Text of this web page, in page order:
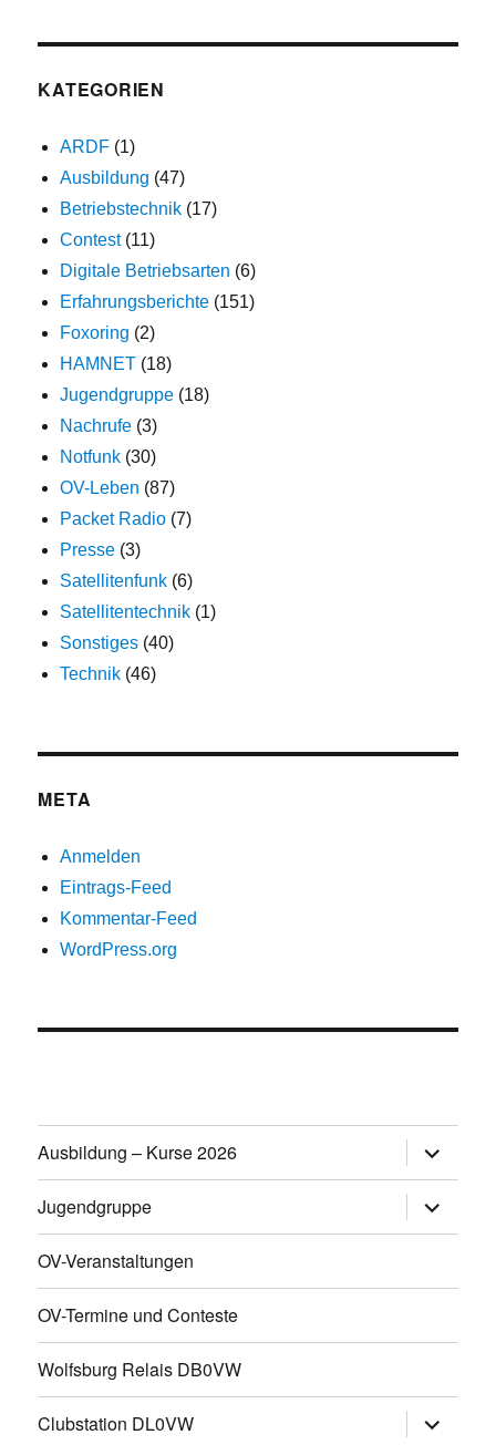
KATEGORIEN
ARDF (1)
Ausbildung (47)
Betriebstechnik (17)
Contest(11)
Digitale Betriebsarten (6)
Erfahrungsberichte (151)
Foxoring (2)
HAMNET (18)
Jugendgruppe (18)
Nachrufe (3)
Notfunk (30)
OV-Leben (87)
Packet Radio (7)
Presse (3)
Satellitenfunk (6)
Satellitentechnik (1)
Sonstiges (40)
Technik (46)
META
Anmelden
Eintrags-Feed
Kommentar-Feed
WordPress.org
Ausbildung – Kurse 2026
öffnen
Jugendgruppe
öffnen
OV-Veranstaltungen
OV-Termine und Conteste
Wolfsburg Relais DB0VW
Clubstation DL0VW öffnen